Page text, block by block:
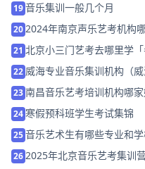
19音乐集训一般几个月
202024年南京声乐艺考机构
21 北京小三门艺考去哪里学「
22 威海专业音乐集训机构（威
23南昌音乐艺考培训机构哪
24寒假预科班学生考试集锦
25音乐艺术生有哪些专业和学
262025年北京音乐艺考集训